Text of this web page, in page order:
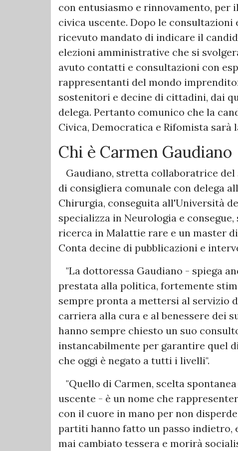
con entusiasmo e rinnovamento, per
civica uscente. Dopo le
ricevuto mandato di indicare il
elezioni amministrative che si
avuto contatti e consultazioni con
rappresentanti del mondo
sostenitori e decine di cittadini, dai
delega. Pertanto comunico che la
Civica, Democratica e Rifomista sarà
Chi è Carmen Gaudiano
Gaudiano, stretta collaboratrice
di consigliera comunale con delega
Chirurgia, conseguita all'Università
specializza in Neurologia e
ricerca in Malattie rare e un master
Conta decine di pubblicazioni e
"La dottoressa Gaudiano - spiega
prestata alla politica, fortemente
sempre pronta a mettersi al servizio
carriera alla cura e al benessere dei
hanno sempre chiesto un suo
instancabilmente per garantire quel
che oggi è negato a tutti i livelli".
"Quello di Carmen, scelta
uscente - è un nome che
con il cuore in mano per non
partiti hanno fatto un passo indietro,
mai cambiato tessera e morirà